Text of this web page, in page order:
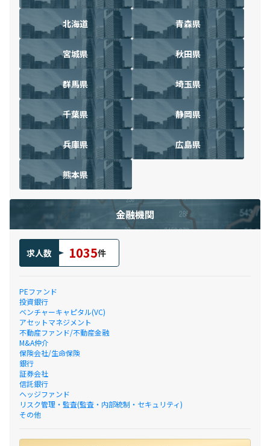
北海道 青森県
宮城県 秋田県
群馬県 埼玉県
千葉県 静岡県
兵庫県 広島県
熊本県
金融機関
求人数 1035件
PEファンド
投資銀行
ベンチャーキャピタル(VC)
アセットマネジメント
不動産ファンド/不動産金融
M&A仲介
保険会社/生命保険
銀行
証券会社
信託銀行
ヘッジファンド
リスク管理・監査(監査・内部統制・セキュリティ)
その他